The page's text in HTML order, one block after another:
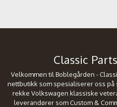
Classic
Velkommen til Boblegården -
nettbutikk som spesialiserer oss
rekke Volkswagen klassiske
leverandører som Custom &